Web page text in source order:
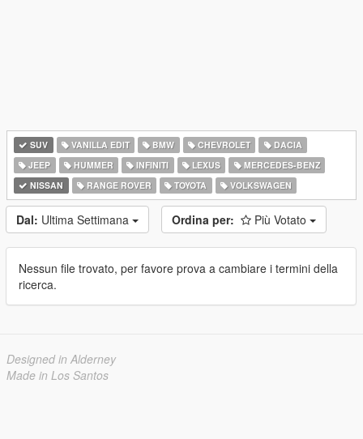
SUV VANILLA EDIT BMW CHEVROLET
DACIA
JEEP
HUMMER INFINITI LEXUS
MERCEDES-BENZ
NISSAN
RANGE ROVER TOYOTA VOLKSWAGEN
Dal: Ultima Settimana Ordina per: Più Votato
Nessun file trovato, per favore prova a cambiare i termini della
ricerca.
Designed in Alderney
Made in Los Santos